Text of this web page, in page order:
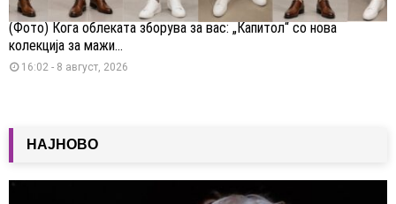
(Фото) Кога облеката зборува за вас: „Капитол“ со нова
колекција за мажи...
16:02 - 8 август, 2026
НАЈНОВО